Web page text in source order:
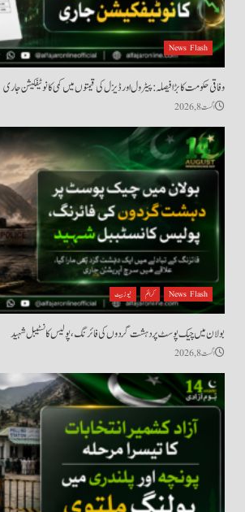
News Flash
وفاقی حکومت کا بڑا فیصلہ: پیٹرول اور ڈیزل کی قیمتوں میں کمی کا نوٹیفکیشن جاری
اگست 8, 2026
News Flash کرائم نیوز بیٹ
بولان میں چیک پوسٹ پر دہشت گردوں کی فائرنگ، پولیس کانسٹیبل شہید
اگست 8, 2026